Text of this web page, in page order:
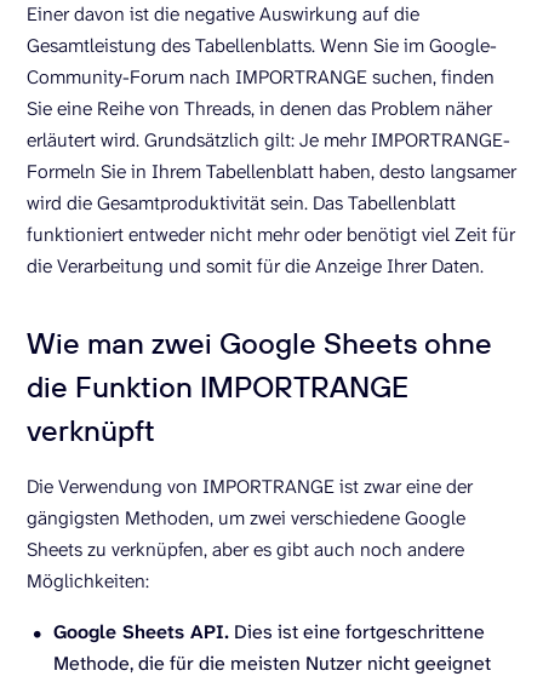
Einer davon ist die negative Auswirkung auf die
Gesamtleistung des Tabellenblatts. Wenn Sie im Google-
Community-Forum nach IMPORTRANGE suchen, finden
Sie eine Reihe von Threads, in denen das Problem näher
erläutert wird. Grundsätzlich gilt: Je mehr IMPORTRANGE-
Formeln Sie in Ihrem Tabellenblatt haben, desto langsamer
wird die Gesamtproduktivität sein. Das Tabellenblatt
funktioniert entweder nicht mehr oder benötigt viel Zeit für
die Verarbeitung und somit für die Anzeige Ihrer Daten.
Wie man zwei Google Sheets ohne
die Funktion IMPORTRANGE
verknüpft
Die Verwendung von IMPORTRANGE ist zwar eine der
gängigsten Methoden, um zwei verschiedene Google
Sheets zu verknüpfen, aber es gibt auch noch andere
Möglichkeiten:
Google Sheets API. Dies ist eine fortgeschrittene
Methode, die für die meisten Nutzer nicht geeignet